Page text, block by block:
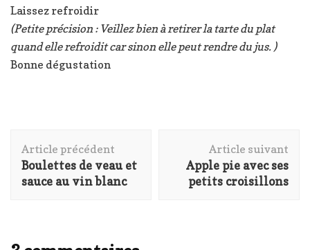
Laissez refroidir
(Petite précision : Veillez bien à retirer la tarte du plat
quand elle refroidit car sinon elle peut rendre du jus. )
Bonne dégustation
d'article
Article précédent
Boulettes de veau et
sauce au vin blanc
Article suivant
Apple pie avec ses
petits croisillons